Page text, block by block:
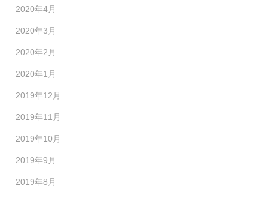
2020年4月
2020年3月
2020年2月
2020年1月
2019年12月
2019年11月
2019年10月
2019年9月
2019年8月